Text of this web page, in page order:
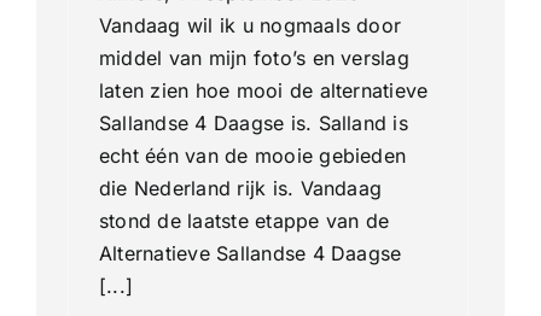
Vandaag wil ik u nogmaals door
middel van mijn foto’s en verslag
laten zien hoe mooi de alternatieve
Sallandse 4 Daagse is. Salland is
echt één van de mooie gebieden
die Nederland rijk is. Vandaag
stond de laatste etappe van de
Alternatieve Sallandse 4 Daagse
[...]